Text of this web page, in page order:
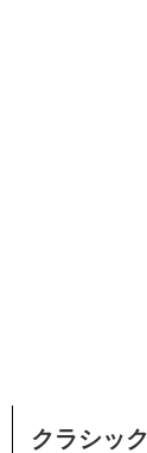
クラシッ